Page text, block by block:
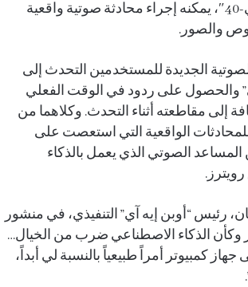
يسمى “جي بي تي-40″، يمكنه إجراء محادثة صوتية واقعية
والصور.
الجديدة للمستخدمين التحدث إلى
والحصول على ردود في الوقت الفعلي
إلى مقاطعته أثناء التحدث. وكلاهما من
الواقعية التي استعصت على
الصوتي الذي يعمل بالذكاء
رئيس “أوبن إيه آي” التنفيذي، في منشور
وكأن الذكاء الاصطناعي ضرب من الخيال…
كمبيوتر أمراً طبيعياً بالنسبة لي أبداً،